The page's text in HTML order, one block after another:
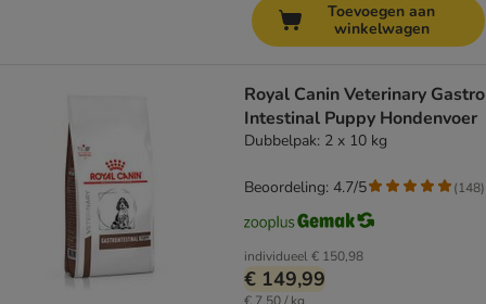
Toevoegen aan
winkelwagen
Royal Canin Veterinary Gastro
Intestinal Puppy Hondenvoer
Dubbelpak: 2 x 10 kg
individueel€ 150,98
€ 149,99
Beoordeling: 4.7/5 (148)